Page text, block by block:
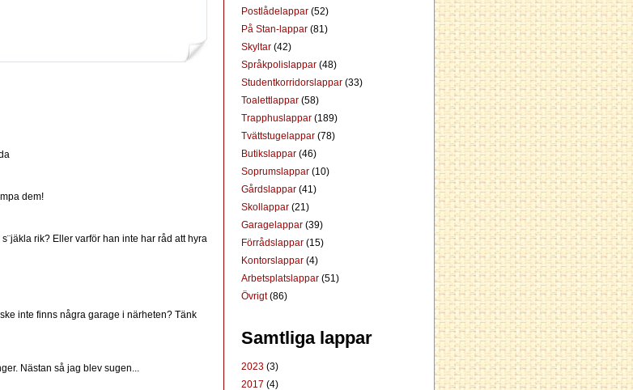
dem!
rik? Eller varför han inte har råd att hyra
inte finns några garage i närheten? Tänk
Nästan så jag blev sugen...
Postlådelappar (52)
På Stan-lappar (81)
Skyltar (42)
Språkpolislappar (48)
Studentkorridorslappar (33)
Toalettlappar (58)
Trapphuslappar (189)
Tvättstugelappar (78)
Butikslappar (46)
Soprumslappar (10)
Gårdslappar (41)
Skollappar (21)
Garagelappar (39)
Förrådslappar (15)
Kontorslappar (4)
Arbetsplatslappar (51)
Övrigt(86)
Samtliga lappar
2023 (3)
2017 (4)